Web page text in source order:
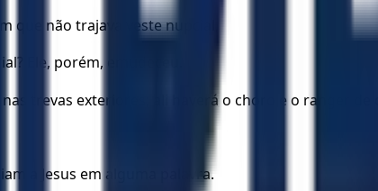
que não trajava veste nupcial,
Ele, porém, emudeceu.
nas trevas exteriores; ali haverá o choro e o ranger de
a Jesus em alguma palavra.